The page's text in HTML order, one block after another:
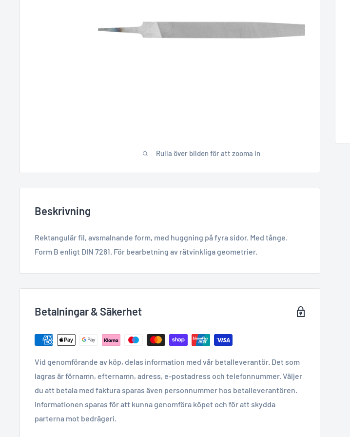
Rulla över bilden för att zooma in
Beskrivning
Rektangulär fil, avsmalnande form, med huggning på fyra sidor. Med tånge.
Form B enligt DIN 7261. För bearbetning av rätvinkliga geometrier.
Betalningar & Säkerhet
Vid genomförande av köp, delas information med vår betalleverantör. Det som
lagras är förnamn, efternamn, adress, e-postadress och telefonnummer. Väljer
du att betala med faktura sparas även personnummer hos betalleverantören.
Informationen sparas för att kunna genomföra köpet och för att skydda
parterna mot bedrägeri.